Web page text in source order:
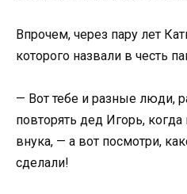
Впрочем, через пару лет
которого назвали в честь
— Вот тебе и разные люди,
повторять дед Игорь,
внука, — а вот посмотри,
сделали!